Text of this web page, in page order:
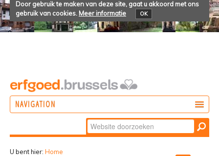
Door gebruik te maken van deze site, gaat u akkoord met ons
gebruik van cookies. Meer informatie OK
NAVIGATION
Zoek
Geavanceerd
U bent hier: Home